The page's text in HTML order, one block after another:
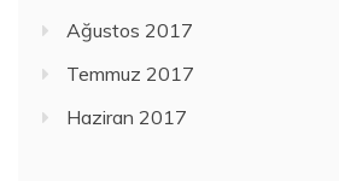
Ağustos 2017
Temmuz 2017
Haziran 2017